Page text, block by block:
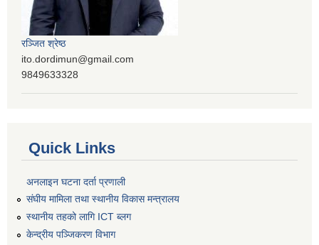
रञ्‍जित श्रेष्ठ
ito.dordimun@gmail.com
9849633328
Quick Links
अनलाइन घटना दर्ता प्रणाली
संघीय मामिला तथा स्थानीय विकास मन्त्रालय
स्थानीय तहको लागि ICT ब्लग
केन्द्रीय पञ्जिकरण विभाग